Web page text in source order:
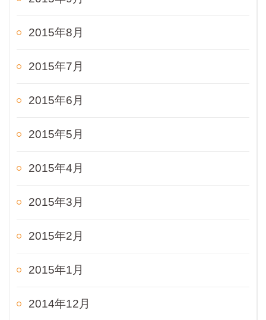
2015年8月
2015年7月
2015年6月
2015年5月
2015年4月
2015年3月
2015年2月
2015年1月
2014年12月